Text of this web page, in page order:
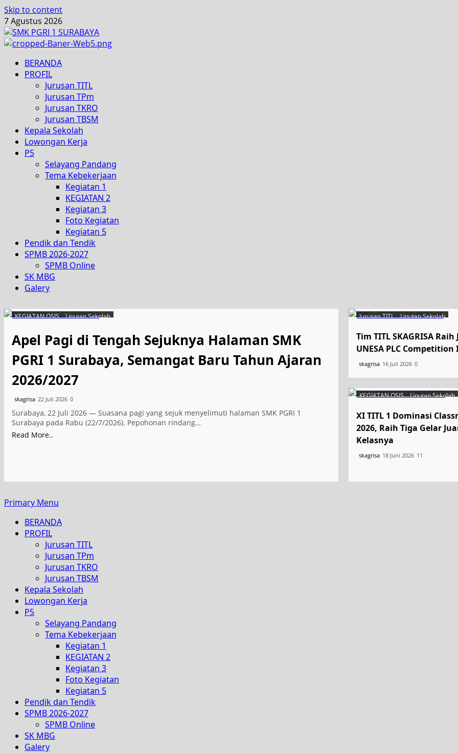
Skip to content
7 Agustus 2026
BERANDA
PROFIL
Jurusan TITL
Jurusan TPm
Jurusan TKRO
Jurusan TBSM
Kepala Sekolah
Lowongan Kerja
P5
Selayang Pandang
Tema Kebekerjaan
Kegiatan 1
KEGIATAN 2
Kegiatan 3
Foto Kegiatan
Kegiatan 5
Pendik dan Tendik
SPMB 2026-2027
SPMB Online
SK MBG
Galery
KEGIATAN OSIS Liputan Sekolah
Apel Pagi di Tengah Sejuknya Halaman SMK
PGRI 1 Surabaya, Semangat Baru Tahun Ajaran
2026/2027
skagrisa 22 Juli 2026 0
Surabaya, 22 Juli 2026 — Suasana pagi yang sejuk menyelimuti halaman SMK PGRI 1
Surabaya pada Rabu (22/7/2026). Pepohonan rindang…
Read More..
Jurusan TITL Liputan Sekolah
Tim TITL SKAGRISA Raih
UNESA PLC Competition
skagrisa 16 Juli 2026 0
KEGIATAN OSIS Liputan Sekolah
XI TITL 1 Dominasi
2026, Raih Tiga Gelar
Kelasnya
skagrisa 18 Juni 2026 11
Primary Menu
BERANDA
PROFIL
Jurusan TITL
Jurusan TPm
Jurusan TKRO
Jurusan TBSM
Kepala Sekolah
Lowongan Kerja
P5
Selayang Pandang
Tema Kebekerjaan
Kegiatan 1
KEGIATAN 2
Kegiatan 3
Foto Kegiatan
Kegiatan 5
Pendik dan Tendik
SPMB 2026-2027
SPMB Online
SK MBG
Galery